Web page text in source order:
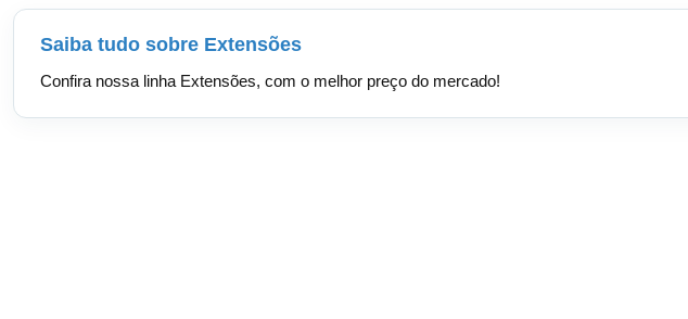
Saiba tudo sobre Extensões
Confira nossa linha Extensões, com o melhor preço do mercado!